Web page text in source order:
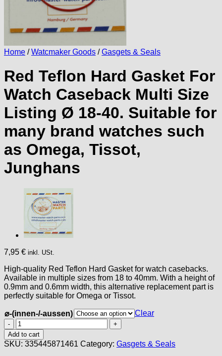
Home / Watcmaker Goods / Gasgets & Seals
Red Teflon Hard Gasket For
Watch Caseback Multi Size
Listing Ø 18-40. Suitable for
many brand watches such
as Omega, Tissot,
Junghans
7,95 € inkl. USt.
High-quality Red Teflon Hard Gasket for watch casebacks.
Available in multiple sizes from 18 to 40mm. With a height of
0.9mm and 0.6mm width, this alternative replacement part is
perfectly suitable for Omega or Tissot.
⌀-(innen-/-aussen)
Clear
Red
Teflon
Hard
Gasket
Add to cart
SKU: 335445871461 Category: Gasgets & Seals